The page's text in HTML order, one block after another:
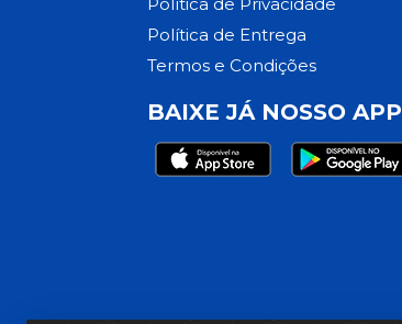
Política de Entrega
Termos e Condições
BAIXE JÁ NOSSO APP